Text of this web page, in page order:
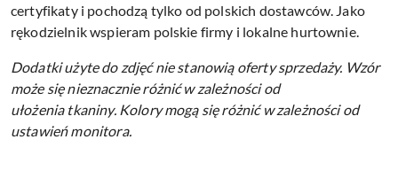
certyfikaty i pochodzą tylko od polskich dostawców. Jako
rękodzielnik wspieram polskie firmy i lokalne hurtownie.
Dodatki użyte do zdjęć nie stanowią oferty sprzedaży. Wzór
może się nieznacznie różnić w zależności od
ułożenia tkaniny. Kolory mogą się różnić w zależności od
ustawień monitora.